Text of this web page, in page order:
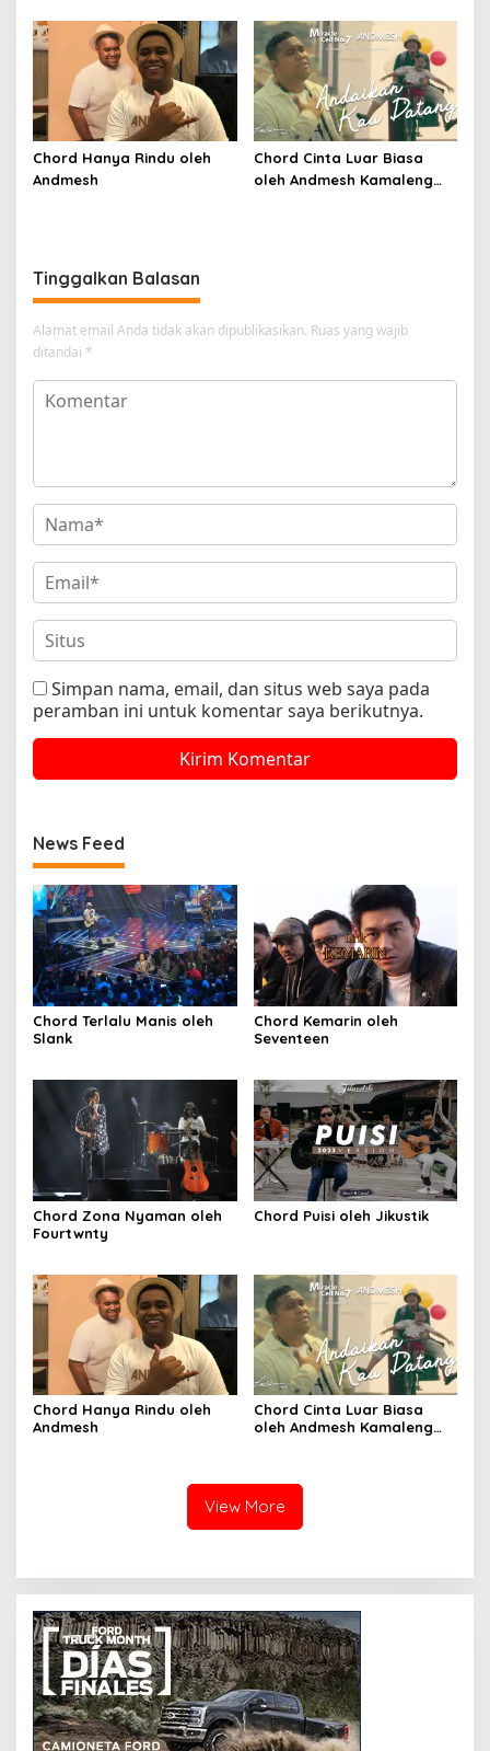
Chord Hanya Rindu oleh
Andmesh
Chord Cinta Luar Biasa
oleh Andmesh Kamaleng
Tinggalkan Balasan
Alamat email Anda tidak akan dipublikasikan. Ruas yang wajib
ditandai *
Simpan nama, email, dan situs web saya pada
peramban ini untuk komentar saya berikutnya.
News Feed
Chord Terlalu Manis oleh
Slank
Chord Kemarin oleh
Seventeen
Chord Zona Nyaman oleh
Fourtwnty
Chord Puisi oleh Jikustik
Chord Hanya Rindu oleh
Andmesh
Chord Cinta Luar Biasa
oleh Andmesh Kamaleng
View More